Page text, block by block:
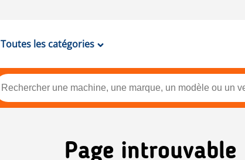
Toutes les catégories
Page introuvable